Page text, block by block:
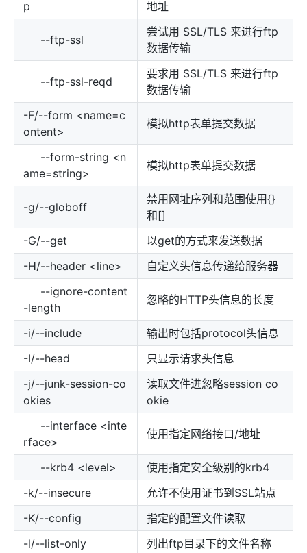
p 地址
--ftp-ssl
尝试用 SSL/TLS 来进行ftp
数据传输
--ftp-ssl-reqd
要求用 SSL/TLS 来进行ftp
数据传输
-F/--form <name=c
ontent>
模拟http表单提交数据
--form-string <n
ame=string>
模拟http表单提交数据
-g/--globoff
禁用网址序列和范围使用{}
和[]
-G/--get
以get的方式来发送数据
-H/--header <line>
自定义头信息传递给服务器
--ignore-content
-length
忽略的HTTP头信息的长度
-i/--include
输出时包括protocol头信息
-I/--head
只显示请求头信息
-j/--junk-session-co
okies
读取文件进忽略session co
okie
--interface <inte
rface>
使用指定网络接口/地址
--krb4 <level>
使用指定安全级别的krb4
-k/--insecure
允许不使用证书到SSL站点
-K/--config
指定的配置文件读取
-l/--list-only
列出ftp目录下的文件名称